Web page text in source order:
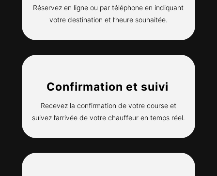
Réservez en ligne ou par téléphone en indiquant
votre destination et l’heure souhaitée.
Confirmation et suivi
Recevez la confirmation de votre course et
suivez l’arrivée de votre chauffeur en temps réel.